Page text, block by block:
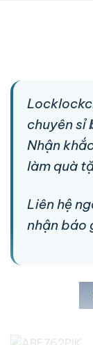
chuyên sỉ
Nhận
làm quà
Liên hệ
nhận báo